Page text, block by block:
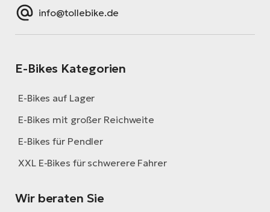
info@tollebike.de
E-Bikes Kategorien
E-Bikes auf Lager
E-Bikes mit großer Reichweite
E-Bikes für Pendler
XXL E-Bikes für schwerere Fahrer
Wir beraten Sie